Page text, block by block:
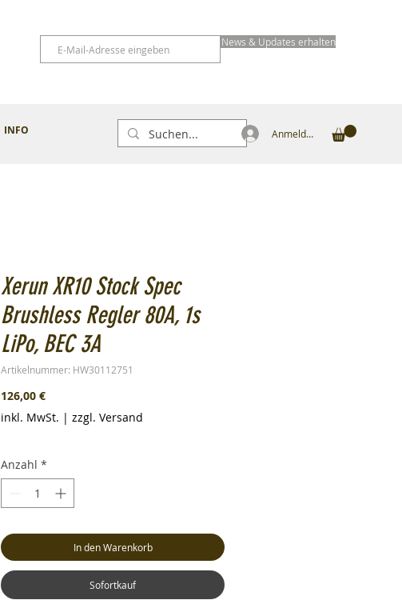
INFO
News & Updates erhalten
Anmelden
Xerun XR10 Stock Spec
Brushless Regler 80A, 1s
LiPo, BEC 3A
Artikelnummer: HW30112751
126,00 €Preis
inkl. MwSt. | zzgl. Versand
Anzahl *
In den Warenkorb
Sofortkauf